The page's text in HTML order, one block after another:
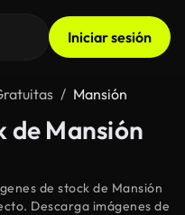
Iniciar sesión
Mansión
de Mansión
de stock de Mansión
Descarga imágenes de